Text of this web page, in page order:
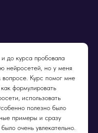
до курса пробовала
нейросетей, но у меня
Курс помог мне
формулировать
использовать
полезно было
примеры и сразу
очень увлекательно.